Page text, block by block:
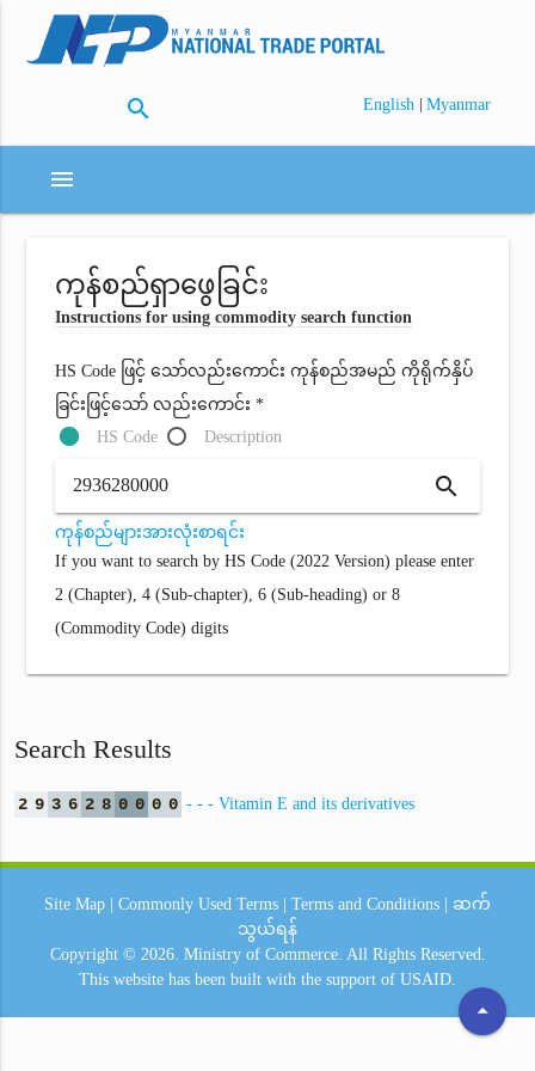
search English | Myanmar
menu
ကုန်စည်ရှာဖွေခြင်း
Instructions for using commodity search function
HS Code ဖြင့် သော်လည်းကောင်း ကုန်စည်အမည် ကိုရိုက်နှိပ်
ခြင်းဖြင့်သော် လည်းကောင်း *
HS Code
Description
search
ကုန်စည်များအားလုံးစာရင်း
If you want to search by HS Code (2022 Version) please enter
2 (Chapter), 4 (Sub-chapter), 6 (Sub-heading) or 8
(Commodity Code) digits
Search Results
2 9 3 6 2 8 0 0 0 0 - - - Vitamin E and its derivatives
arrow_drop_up
Site Map Commonly Used Terms Terms and Conditions
ဆက်
သွယ်ရန်
Copyright © 2026. Ministry of Commerce. All Rights Reserved.
This website has been built with the support of USAID.